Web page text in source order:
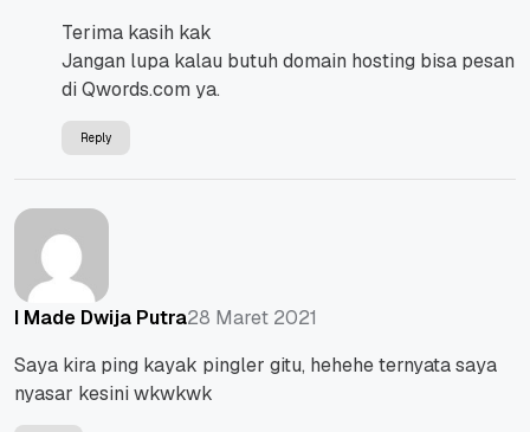
Terima kasih kak
Jangan lupa kalau butuh domain hosting bisa pesan
di Qwords.com ya.
Reply
I Made Dwija Putra28 Maret 2021
Saya kira ping kayak pingler gitu, hehehe ternyata saya
nyasar kesini wkwkwk